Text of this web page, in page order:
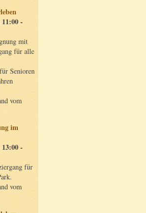
-
mit
für alle
Senioren
vom
im
-
für
vom